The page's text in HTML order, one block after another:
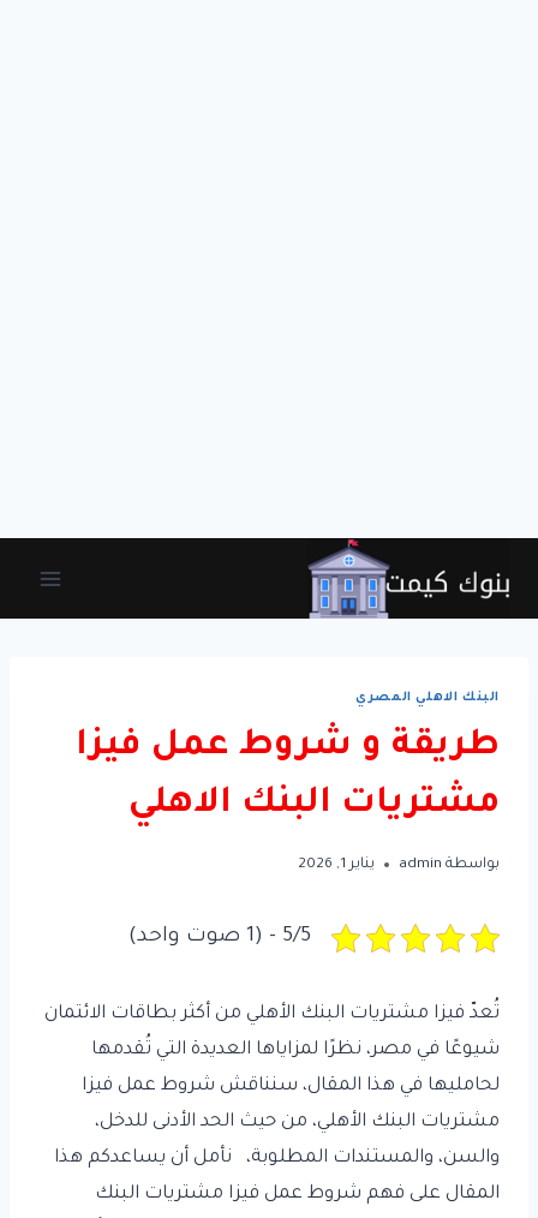
البنك الاهلي المصري
طريقة و شروط عمل فيزا
مشتريات البنك الاهلي
بواسطة admin يناير 1, 2026
5/5 - (1 صوت واحد)
تُعدّ فيزا مشتريات البنك الأهلي من أكثر بطاقات الائتمان
شيوعًا في مصر، نظرًا لمزاياها العديدة التي تُقدمها
لحامليها في هذا المقال، سنناقش شروط عمل فيزا
مشتريات البنك الأهلي، من حيث الحد الأدنى للدخل،
والسن، والمستندات المطلوبة، نأمل أن يساعدكم هذا
المقال على فهم شروط عمل فيزا مشتريات البنك